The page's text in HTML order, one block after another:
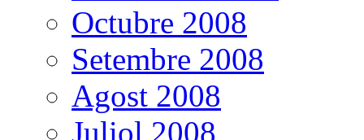
Octubre 2008
Setembre 2008
Agost 2008
Juliol 2008